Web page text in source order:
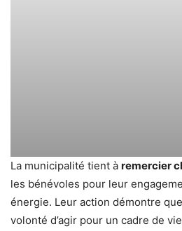
La municipalité tient à remercier
les bénévoles pour leur
énergie. Leur action démontre
volonté d’agir pour un cadre de